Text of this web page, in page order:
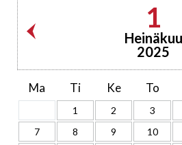
1
Heinäkuu
2025
Ma Ti Ke To
1 2 3
7
8 9 10